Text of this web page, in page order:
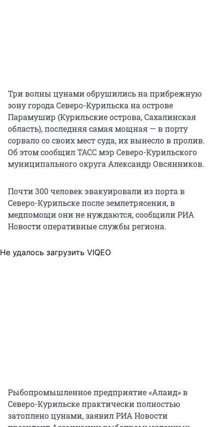
Три волны цунами обрушились на прибрежную
зону города Северо-Курильска на острове
Парамушир (Курильские острова, Сахалинская
область), последняя самая мощная — в порту
сорвало со своих мест суда, их вынесло в пролив.
Об этом сообщил ТАСС мэр Северо-Курильского
муниципального округа Александр Овсянников.
Почти 300 человек эвакуировали из порта в
Северо-Курильске после землетрясения, в
медпомощи они не нуждаются, сообщили РИА
Новости оперативные службы региона.
Не удалось загрузить VIQEO
Рыбопромышленное предприятие «Алаид» в
Северо-Курильске практически полностью
затоплено цунами, заявил РИА Новости